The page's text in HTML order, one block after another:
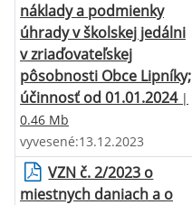
náklady a podmienky
úhrady v školskej jedálni
v zriaďovateľskej
pôsobnosti Obce Lipníky;
účinnosť od 01.01.2024|
0.46 Mb
vyvesené:13.12.2023
VZN č. 2/2023 o
miestnych daniach a o